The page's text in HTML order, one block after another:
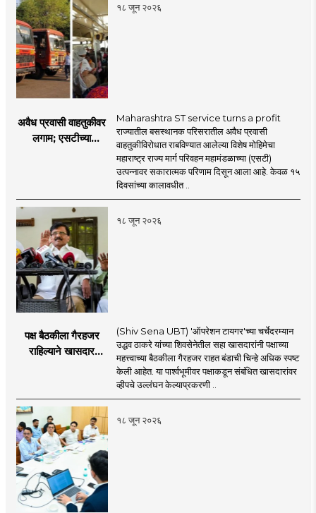
१८ जून २०२६
अवैध प्रवासी वाहतुकीवर
लगाम; एसटीच्या
Maharashtra ST service turns a profit
राज्यातील बसस्थानक परिसरातील अवैध प्रवासी
वाहतुकीविरोधात राबविण्यात आलेल्या विशेष मोहिमेचा
महाराष्ट्र राज्य मार्ग परिवहन महामंडळाच्या (एसटी)
उत्पन्नावर सकारात्मक परिणाम दिसून आला आहे. केवळ १५
दिवसांच्या कालावधीत ..
१८ जून २०२६
पक्ष बैठकीला गैरहजर
राहिल्याने खासदार
काय सांगतो?
(Shiv Sena UBT) 'ऑपरेशन टायगर'च्या चर्चेदरम्यान
उद्धव ठाकरे यांच्या शिवसेनेतील सहा खासदारांनी पक्षाच्या
महत्त्वाच्या बैठकीला गैरहजर राहत बंडाची चिन्हे अधिक स्पष्ट
केली आहेत. या पार्श्वभूमीवर पक्षाकडून संबंधित खासदारांवर
व्हीपचे उल्लंघन केल्याप्रकरणी ..
१८ जून २०२६